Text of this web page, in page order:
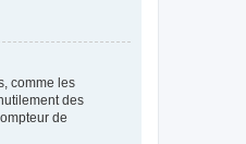
comme les
des
de